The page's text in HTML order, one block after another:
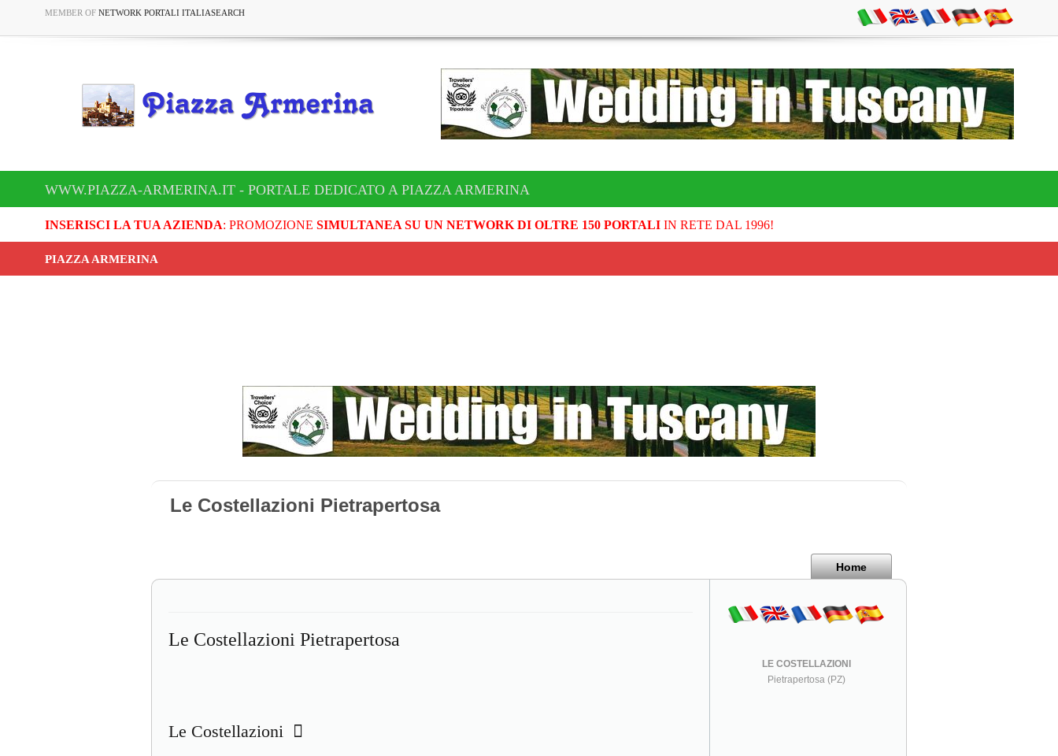
MEMBER OF NETWORK PORTALI ITALIASEARCH
WWW.PIAZZA-ARMERINA.IT - PORTALE DEDICATO A PIAZZA ARMERINA
INSERISCI LA TUA AZIENDA: PROMOZIONE SIMULTANEA SU UN NETWORK DI OLTRE 150 PORTALIIN RETE DAL 1996!
PIAZZA ARMERINA
Le Costellazioni Pietrapertosa
Home
Le Costellazioni Pietrapertosa
Le Costellazioni
LE COSTELLAZIONI
Pietrapertosa (PZ)